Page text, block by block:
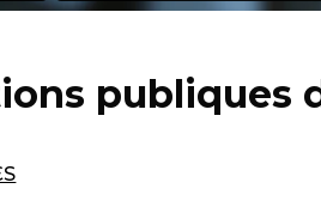
publiques